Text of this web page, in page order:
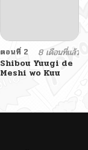
ตอนที่ 2
8 เดือนที่แล้ว
Shibou Yuugi de
Meshi wo Kuu